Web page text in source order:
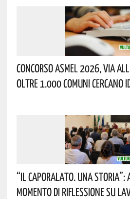
Concorso Asmel 2026, Via
Oltre 1.000 Comuni Cercano
“Il Caporalato. Una Storia”:
Momento Di Riflessione Su